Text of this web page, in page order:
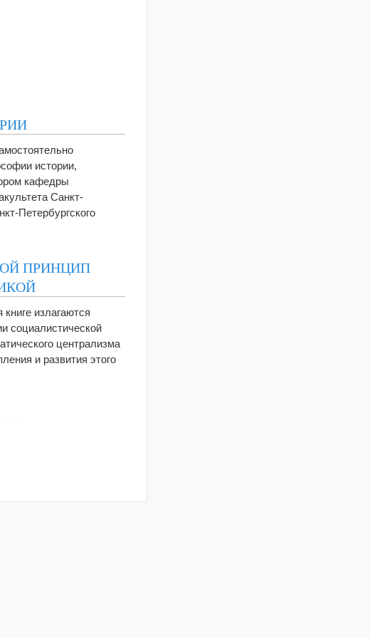
истории,
кафедры
Санкт‐
ПРИНЦИП
излагаются
социалистической
централизма
и развития этого